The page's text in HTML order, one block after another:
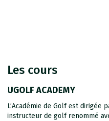
Les cours
UGOLF ACADEMY
L’Académie de Golf est dirigée
instructeur de golf renommé